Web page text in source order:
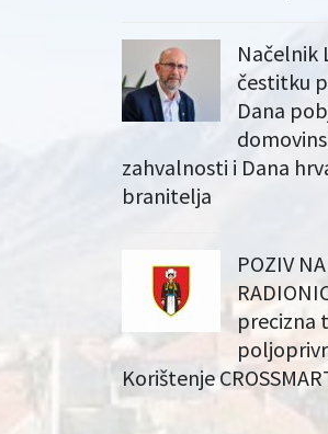
Načelnik
čestitku
Dana
zahvalnosti i Dana
branitelja
POZIV
precizna
Korištenje